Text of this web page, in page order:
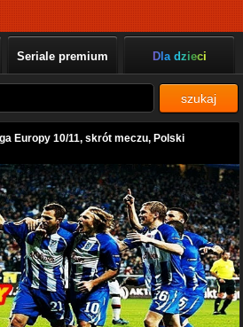
Seriale premium Dla dzieci
szukaj
Europy 10/11, skrót meczu, Polski